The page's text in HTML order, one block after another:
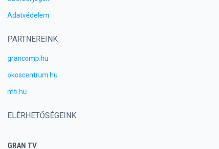
Adatvédelem
PARTNEREINK
grancomp.hu
okoscentrum.hu
mti.hu
ELÉRHETŐSÉGEINK
GRAN TV